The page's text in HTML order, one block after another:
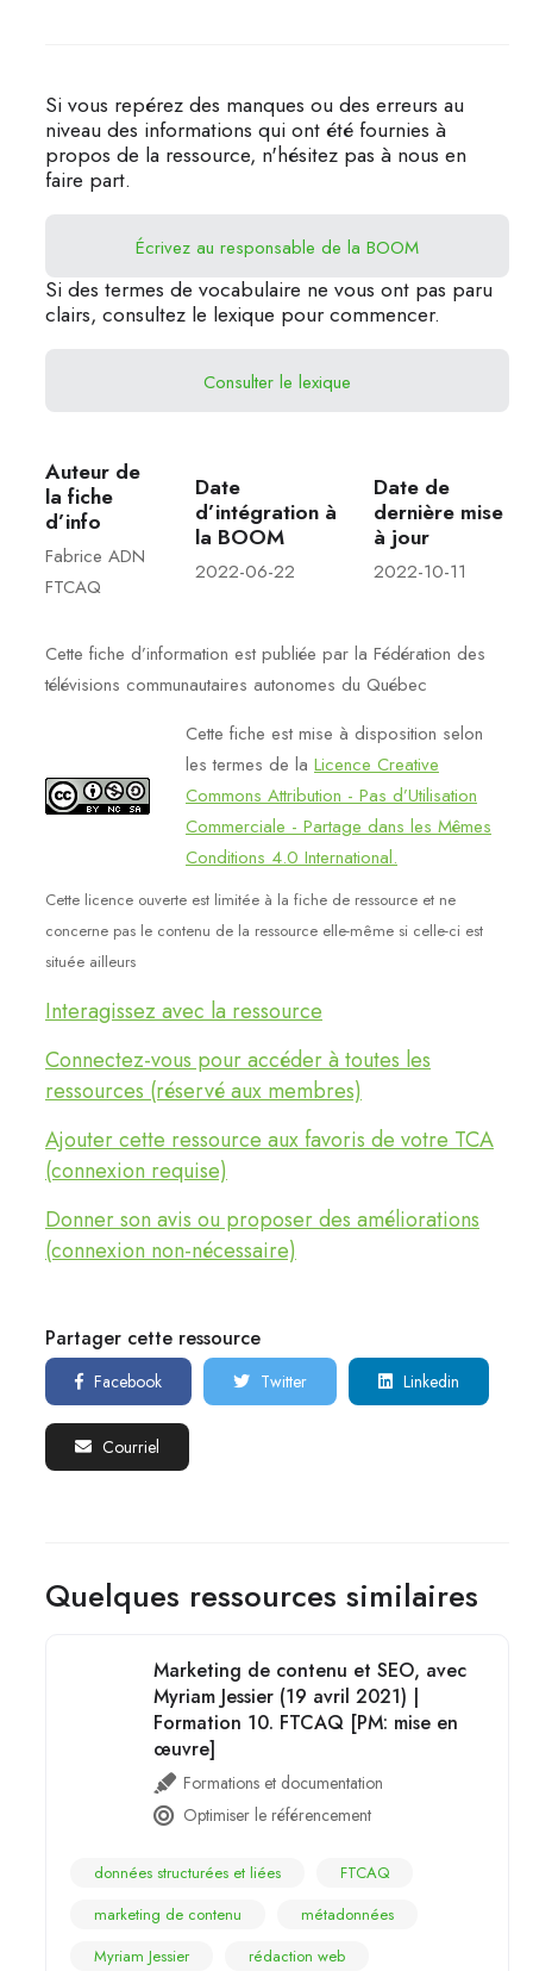
Si vous repérez des manques ou des erreurs au
niveau des informations qui ont été fournies à
propos de la ressource, n'hésitez pas à nous en
faire part.
Écrivez au responsable de la BOOM
Si des termes de vocabulaire ne vous ont pas paru
clairs, consultez le lexique pour commencer.
Consulter le lexique
Auteur de
la fiche
d’info
Fabrice ADN
FTCAQ
Date
d’intégration à
la BOOM
2022-06-22
Date de
dernière mise
à jour
2022-10-11
Cette fiche d’information est publiée par la Fédération des
télévisions communautaires autonomes du Québec
Cette fiche est mise à disposition selon
les termes de la Licence Creative
Commons Attribution - Pas d’Utilisation
Commerciale - Partage dans les Mêmes
Conditions 4.0 International.
Cette licence ouverte est limitée à la fiche de ressource et ne
concerne pas le contenu de la ressource elle-même si celle-ci est
située ailleurs
Interagissez avec la ressource
Connectez-vous pour accéder à toutes les
ressources (réservé aux membres)
Ajouter cette ressource aux favoris de votre TCA
(connexion requise)
Donner son avis ou proposer des améliorations
(connexion non-nécessaire)
Partager cette ressource
Facebook Twitter Linkedin
Courriel
Quelques ressources similaires
Marketing de contenu et SEO, avec
Myriam Jessier (19 avril 2021) |
Formation 10. FTCAQ [PM: mise en
œuvre]
Formations et documentation
Optimiser le référencement
données structurées et liées
FTCAQ
marketing de contenu
métadonnées
Myriam Jessier
rédaction web